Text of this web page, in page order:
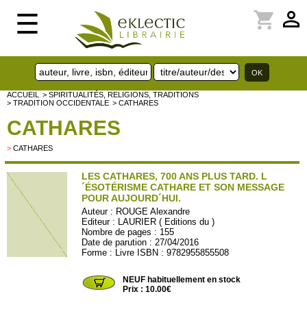
☰ perm_identity
shopping_cart
ACCUEIL
> SPIRITUALITÉS, RELIGIONS, TRADITIONS
> TRADITION OCCIDENTALE > CATHARES
CATHARES
> CATHARES
LES CATHARES, 700 ANS PLUS TARD. L
´ÉSOTÉRISME CATHARE ET SON MESSAGE
POUR AUJOURD´HUI.
Auteur : ROUGE Alexandre
Editeur : LAURIER ( Editions du )
Nombre de pages : 155
Date de parution : 27/04/2016
Forme : Livre ISBN : 9782955855508
NEUF habituellement en stock
Prix : 10.00€